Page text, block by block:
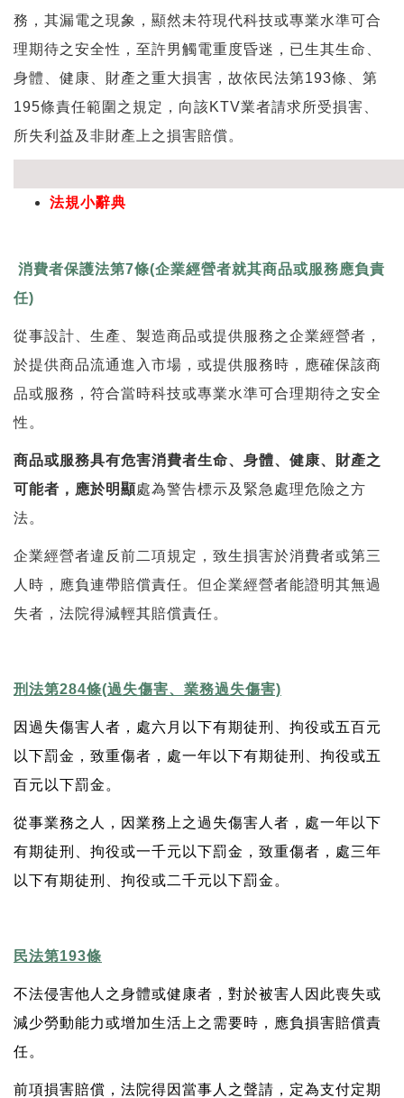
務，其漏電之現象，顯然未符現代科技或專業水準可合
理期待之安全性，至許男觸電重度昏迷，已生其生命、
身體、健康、財產之重大損害，故依民法第193條、第
195條責任範圍之規定，向該KTV業者請求所受損害、
所失利益及非財產上之損害賠償。
法規小辭典
消費者保護法第7條(企業經營者就其商品或服務應負責
任)
從事設計、生產、製造商品或提供服務之企業經營者，
於提供商品流通進入市場，或提供服務時，應確保該商
品或服務，符合當時科技或專業水準可合理期待之安全
性。
商品或服務具有危害消費者生命、身體、健康、財產之
可能者，應於明顯處為警告標示及緊急處理危險之方
法。
企業經營者違反前二項規定，致生損害於消費者或第三
人時，應負連帶賠償責任。但企業經營者能證明其無過
失者，法院得減輕其賠償責任。
刑法第284條(過失傷害、業務過失傷害)
因過失傷害人者，處六月以下有期徒刑、拘役或五百元
以下罰金，致重傷者，處一年以下有期徒刑、拘役或五
百元以下罰金。
從事業務之人，因業務上之過失傷害人者，處一年以下
有期徒刑、拘役或一千元以下罰金，致重傷者，處三年
以下有期徒刑、拘役或二千元以下罰金。
民法第193條
不法侵害他人之身體或健康者，對於被害人因此喪失或
減少勞動能力或增加生活上之需要時，應負損害賠償責
任。
前項損害賠償，法院得因當事人之聲請，定為支付定期